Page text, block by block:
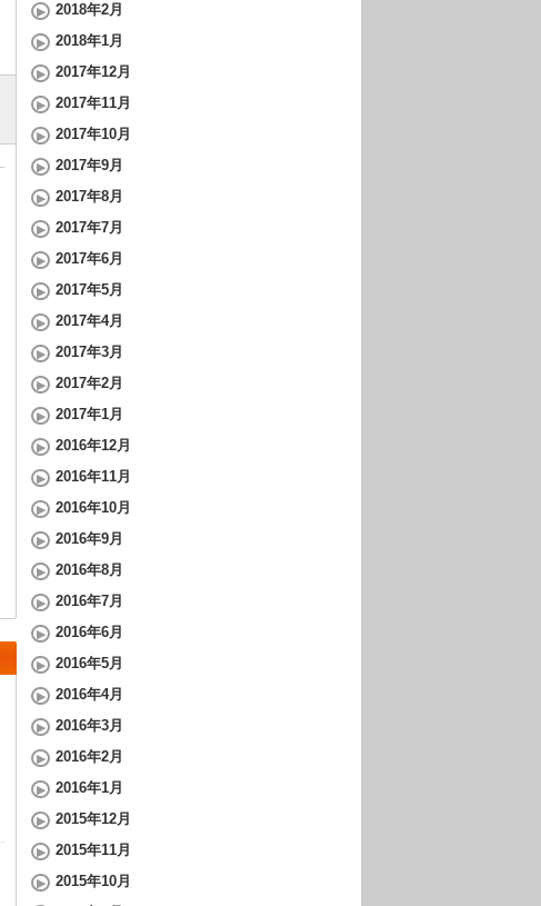
2018年2月
2018年1月
2017年12月
2017年11月
2017年10月
2017年9月
2017年8月
2017年7月
2017年6月
2017年5月
2017年4月
2017年3月
2017年2月
2017年1月
2016年12月
2016年11月
2016年10月
2016年9月
2016年8月
2016年7月
2016年6月
2016年5月
2016年4月
2016年3月
2016年2月
2016年1月
2015年12月
2015年11月
2015年10月